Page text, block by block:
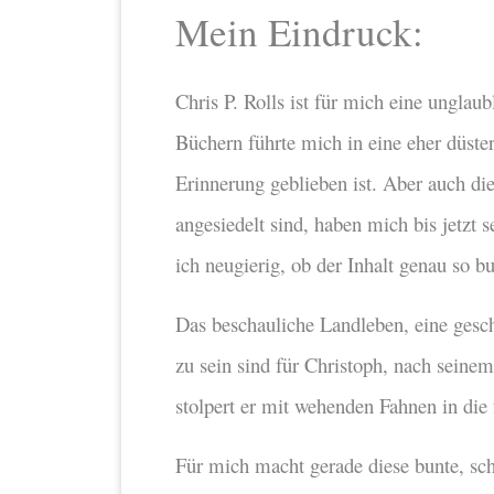
Mein Eindruck:
Chris P. Rolls ist für mich eine
Büchern führte mich in eine eher
Erinnerung geblieben ist. Aber auch
angesiedelt sind, haben mich bis jetzt
ich neugierig, ob der Inhalt genau so
Das beschauliche Landleben, eine
zu sein sind für Christoph, nach
stolpert er mit wehenden Fahnen in
Für mich macht gerade diese bunte,